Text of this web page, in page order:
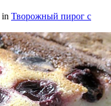
in Творожный пирог с